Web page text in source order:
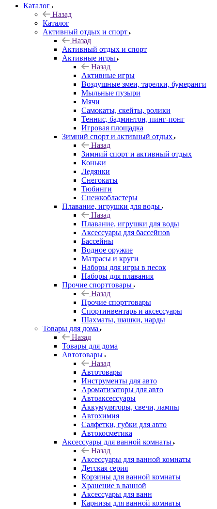
Каталог
Назад
Каталог
Активный отдых и спорт
Назад
Активный отдых и спорт
Активные игры
Назад
Активные игры
Воздушные змеи, тарелки, бумеранги
Мыльные пузыри
Мячи
Самокаты, скейты, ролики
Теннис, бадминтон, пинг-понг
Игровая площадка
Зимний спорт и активный отдых
Назад
Зимний спорт и активный отдых
Коньки
Ледянки
Снегокаты
Тюбинги
Снежкобластеры
Плавание, игрушки для воды
Назад
Плавание, игрушки для воды
Аксессуары для бассейнов
Бассейны
Водное оружие
Матрасы и круги
Наборы для игры в песок
Наборы для плавания
Прочие спорттовары
Назад
Прочие спорттовары
Спортинвентарь и аксессуары
Шахматы, шашки, нарды
Товары для дома
Назад
Товары для дома
Автотовары
Назад
Автотовары
Инструменты для авто
Ароматизаторы для авто
Автоаксессуары
Аккумуляторы, свечи, лампы
Автохимия
Салфетки, губки для авто
Автокосметика
Аксессуары для ванной комнаты
Назад
Аксессуары для ванной комнаты
Детская серия
Корзины для ванной комнаты
Хранение в ванной
Аксессуары для ванн
Карнизы для ванной комнаты